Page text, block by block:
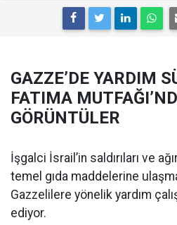
GAZZE’DE YARDIM
FATIMA
GÖRÜNTÜLER
İşgalci İsrail’in saldırıları ve
temel gıda maddelerine
Gazzelilere yönelik yardım
ediyor.